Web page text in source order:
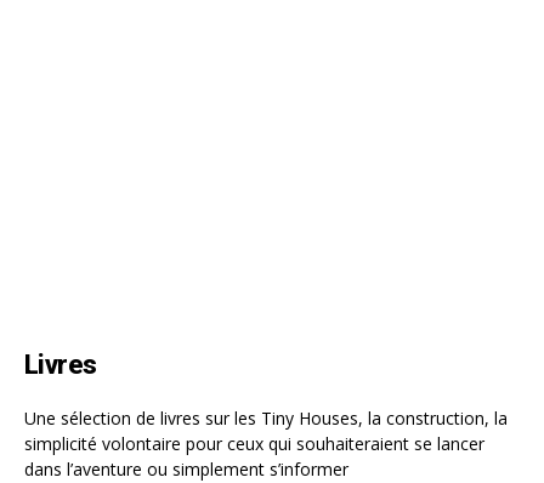
Livres
Une sélection de livres sur les Tiny Houses, la construction, la
simplicité volontaire pour ceux qui souhaiteraient se lancer
dans l’aventure ou simplement s’informer